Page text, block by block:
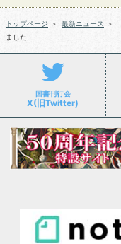
トップページ ＞ 最新ニュース ＞
ました
国書刊行会
X(旧Twitter)